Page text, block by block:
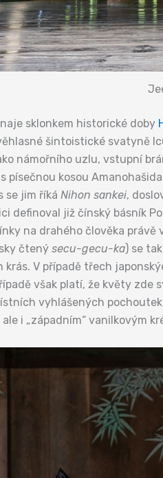
sklonkem historické doby
šintoistické svatyně
námořního uzlu, vstupní
písečnou kosou
se jim říká Nihon sankei,
definoval již čínský básník
na drahého člověka
čtený secu-gecu-ka) se
V případě třech
však platí, že květy zde
vyhlášených
i „západním“ vanilkovým